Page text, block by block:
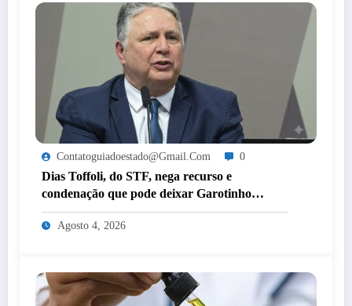
Contatoguiadoestado@gmail.com 0
Dias Toffoli, do STF, nega recurso e
condenação que pode deixar Garotinho
inelegível agora é definitiva
Agosto 4, 2026